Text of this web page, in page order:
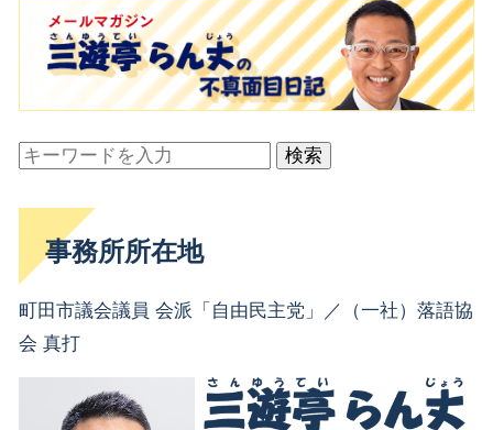
検索
事務所所在地
町田市議会議員 会派「自由民主党」／（一社）落語協
会 真打